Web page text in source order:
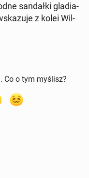
san­dał­ki gla­dia­
z kolei Wil­
Co o tym myślisz?